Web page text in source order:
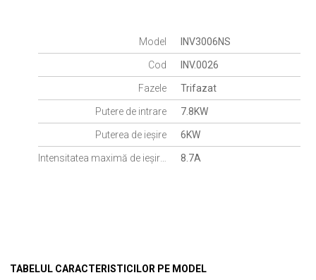
Model INV3006NS
Cod INV.0026
Fazele Trifazat
Putere de intrare 7.8KW
Puterea de ieșire 6KW
8.7A
TABELUL CARACTERISTICILOR PE MODEL